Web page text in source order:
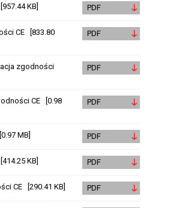
KB] PDF
CE [833.80
PDF
zgodności
PDF
CE [0.98
PDF
MB] PDF
KB] PDF
CE [290.41 KB] PDF